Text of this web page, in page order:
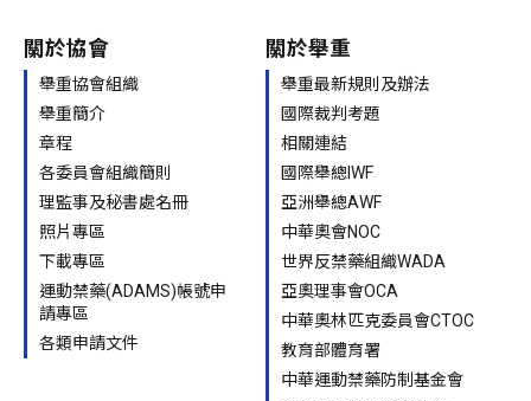
關於協會
舉重協會組織
舉重簡介
章程
各委員會組織簡則
理監事及秘書處名冊
照片專區
下載專區
運動禁藥(ADAMS)帳號申
請專區
各類申請文件
關於舉重
舉重最新規則及辦法
國際裁判考題
相關連結
國際舉總IWF
亞洲舉總AWF
中華奧會NOC
世界反禁藥組織WADA
亞奧理事會OCA
中華奧林匹克委員會CTOC
教育部體育署
中華運動禁藥防制基金會